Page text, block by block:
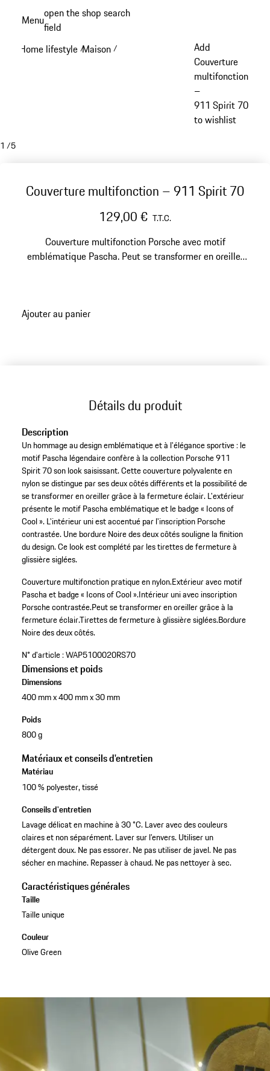
principal
Menuopen the shop search
field
Home lifestyle /Maison /
Add
Couverture
multifonction
–
911 Spirit 70
to wishlist
1 /5
Couverture multifonction – 911 Spirit 70
129,00 € T.T.C.
Couverture multifonction Porsche avec motif
emblématique Pascha. Peut se transformer en oreiller
Ajouter au panier
Détails du produit
Description
Un hommage au design emblématique et à l'élégance sportive : le
motif Pascha légendaire confère à la collection Porsche 911
Spirit 70 son look saisissant. Cette couverture polyvalente en
nylon se distingue par ses deux côtés différents et la possibilité de
se transformer en oreiller grâce à la fermeture éclair. L'extérieur
présente le motif Pascha emblématique et le badge « Icons of
Cool ». L'intérieur uni est accentué par l'inscription Porsche
contrastée. Une bordure Noire des deux côtés souligne la finition
du design. Ce look est complété par les tirettes de fermeture à
glissière siglées.
Couverture multifonction pratique en nylon.Extérieur avec motif
Pascha et badge « Icons of Cool ».Intérieur uni avec inscription
Porsche contrastée.Peut se transformer en oreiller grâce à la
fermeture éclair.Tirettes de fermeture à glissière siglées.Bordure
Noire des deux côtés.
N° d'article :WAP5100020RS70
Dimensions et poids
Dimensions
400 mm x 400 mm x 30 mm
Poids
800 g
Matériaux et conseils d'entretien
Matériau
100 % polyester, tissé
Conseils d'entretien
Lavage délicat en machine à 30 °C. Laver avec des couleurs
claires et non séparément. Laver sur l’envers. Utiliser un
détergent doux. Ne pas essorer. Ne pas utiliser de javel. Ne pas
sécher en machine. Repasser à chaud. Ne pas nettoyer à sec.
Caractéristiques générales
Taille
Taille unique
Couleur
Olive Green